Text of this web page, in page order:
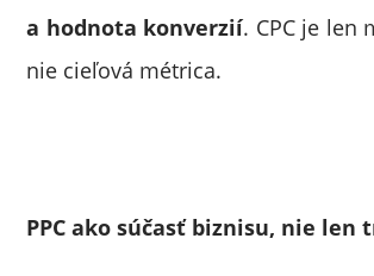
a hodnota konverzií. CPC je len
nie cieľová métrica.
PPC ako súčasť biznisu, nie len